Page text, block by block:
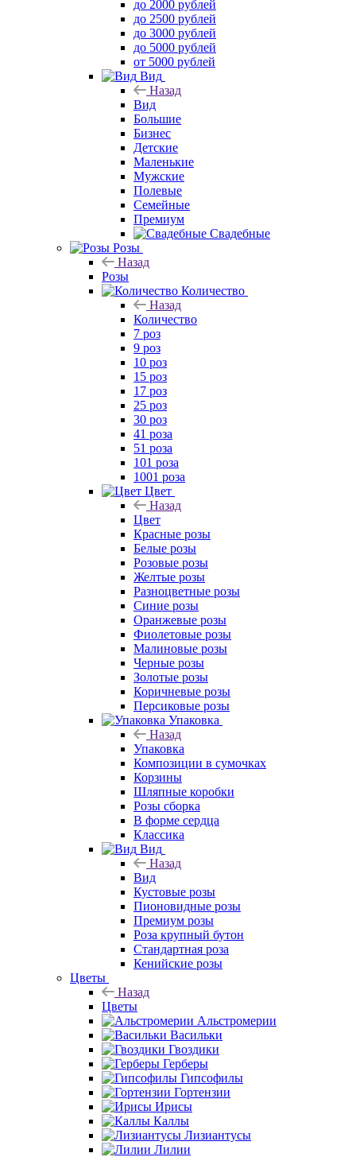
до 2000 рублей
до 2500 рублей
до 3000 рублей
до 5000 рублей
от 5000 рублей
Вид
Назад
Вид
Большие
Бизнес
Детские
Маленькие
Мужские
Полевые
Семейные
Премиум
Свадебные
Розы
Назад
Розы
Количество
Назад
Количество
7 роз
9 роз
10 роз
15 роз
17 роз
25 роз
30 роз
41 роза
51 роза
101 роза
1001 роза
Цвет
Назад
Цвет
Красные розы
Белые розы
Розовые розы
Желтые розы
Разноцветные розы
Синие розы
Оранжевые розы
Фиолетовые розы
Малиновые розы
Черные розы
Золотые розы
Коричневые розы
Персиковые розы
Упаковка
Назад
Упаковка
Композиции в сумочках
Корзины
Шляпные коробки
Розы сборка
В форме сердца
Классика
Вид
Назад
Вид
Кустовые розы
Пионовидные розы
Премиум розы
Роза крупный бутон
Стандартная роза
Кенийские розы
Цветы
Назад
Цветы
Альстромерии
Васильки
Гвоздики
Герберы
Гипсофилы
Гортензии
Ирисы
Каллы
Лизиантусы
Лилии